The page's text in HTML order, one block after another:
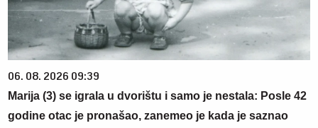
06. 08. 2026 09:39
Marija (3) se igrala u dvorištu i samo je nestala: Posle 42
godine otac je pronašao, zanemeo je kada je saznao